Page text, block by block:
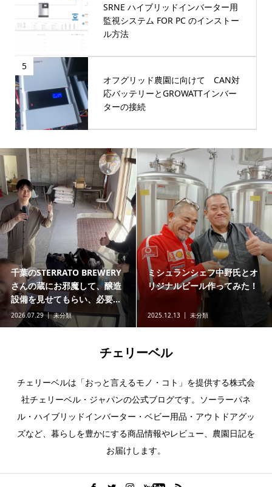
SRNE ハイブリッドインバーター用
監視システム FOR PC のインストー
ル方法
5
オフグリッド農園に向けて CAN対
応バッテリーとGROWATTインバー
ターの接続
シュランシェフ中野氏とオ
ジナルビール作ってみた！
未分類
ゴールデンエナジー、リン酸
鉄リチウムイオンバッテリー
のSOC（バッテリー残量）...
チェリーベルラボ（研究
チェリーベル
チェリーベルは「おっと言えるモノ・コト」を提供する株式会
社チェリーベル・ジャパンの公式ブログです。ソーラーパネ
ル・ハイブリッドインバーター・ベビー用品・アウトドアグッ
ズなど、暮らしを豊かにする商品情報やレビュー、農園日記を
お届けします。